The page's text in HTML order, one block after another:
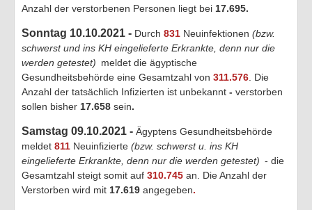
Anzahl der verstorbenen Personen liegt bei 17.695.
Sonntag 10.10.2021 - Durch 831 Neuinfektionen (bzw.
schwerst und ins KH eingelieferte Erkrankte, denn nur die
werden getestet) meldet die ägyptische
Gesundheitsbehörde eine Gesamtzahl von 311.576 . Die
Anzahl der tatsächlich Infizierten ist unbekannt - verstorben
sollen bisher 17.658 sein.
Samstag 09.10.2021 - Ägyptens Gesundheitsbehörde
meldet 811 Neuinfizierte (bzw. schwerst u. ins KH
eingelieferte Erkrankte, denn nur die werden getestet) - die
Gesamtzahl steigt somit auf 310.745 an. Die Anzahl der
Verstorben wird mit 17.619 angegeben.